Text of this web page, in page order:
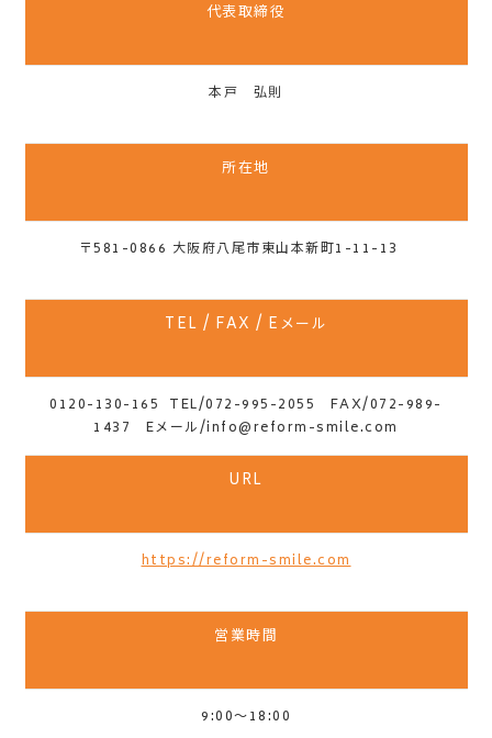
代表取締役
本戸 弘則
所在地
〒581-0866 大阪府八尾市東山本新町1-11-13
TEL / FAX / Eメール
0120-130-165 TEL/072-995-2055 FAX/072-989-
1437 Eメール/info@reform-smile.com
URL
https://reform-smile.com
営業時間
9:00～18:00